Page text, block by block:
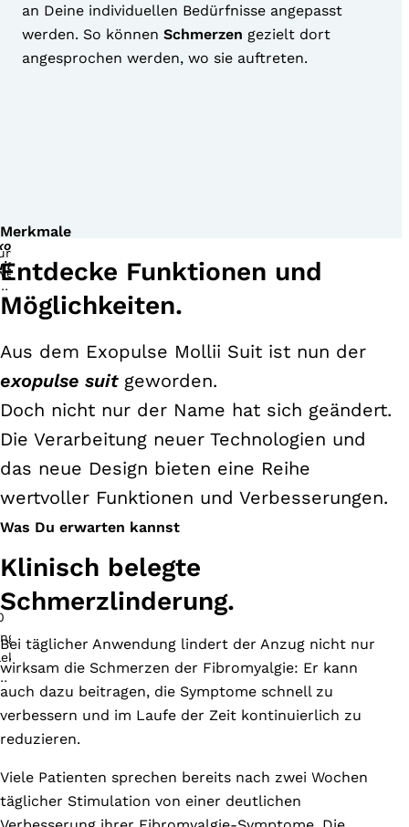
an Deine individuellen Bedürfnisse angepasst
werden. So können Schmerzen gezielt dort
angesprochen werden, wo sie auftreten.
Merkmale
Entdecke Funktionen und
Möglichkeiten.
Aus dem Exopulse Mollii Suit ist nun der
exopulse suitgeworden.
Doch nicht nur der Name hat sich geändert.
Die Verarbeitung neuer Technologien und
das neue Design bieten eine Reihe
wertvoller Funktionen und Verbesserungen.
Was Du erwarten kannst
Klinisch belegte
Schmerzlinderung.
Bei täglicher Anwendung lindert der Anzug nicht nur
wirksam die Schmerzen der Fibromyalgie: Er kann
auch dazu beitragen, die Symptome schnell zu
verbessern und im Laufe der Zeit kontinuierlich zu
reduzieren.
Viele Patienten sprechen bereits nach zwei Wochen
täglicher Stimulation von einer deutlichen